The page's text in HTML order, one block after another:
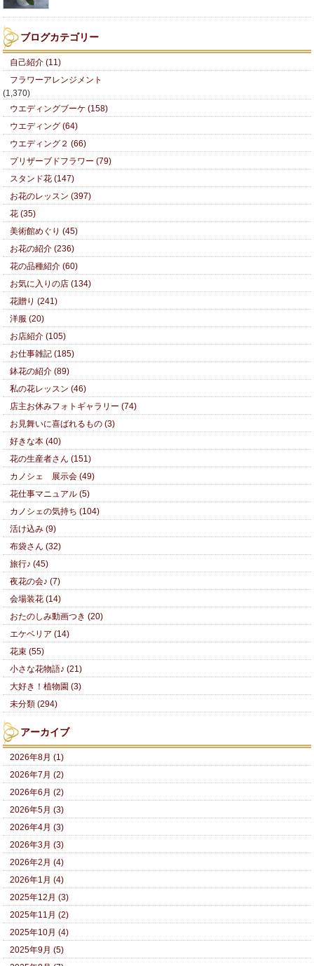
ブログカテゴリー
自己紹介 (11)
フラワーアレンジメント
(1,370)
ウエディングブーケ (158)
ウエディング (64)
ウエディング２ (66)
プリザーブドフラワー (79)
スタンド花 (147)
お花のレッスン (397)
花 (35)
美術館めぐり (45)
お花の紹介 (236)
花の品種紹介 (60)
お気に入りの店 (134)
花贈り (241)
洋服 (20)
お店紹介 (105)
お仕事雑記 (185)
鉢花の紹介 (89)
私の花レッスン (46)
店主お休みフォトギャラリー (74)
お見舞いに喜ばれるもの (3)
好きな本 (40)
花の生産者さん (151)
カノシェ 展示会 (49)
花仕事マニュアル (5)
カノシェの気持ち (104)
活け込み (9)
布袋さん (32)
旅行♪ (45)
夜花の会♪ (7)
会場装花 (14)
おたのしみ動画つき (20)
エケベリア (14)
花束 (55)
小さな花物語♪ (21)
大好き！植物園 (3)
未分類 (294)
アーカイブ
2026年8月 (1)
2026年7月 (2)
2026年6月 (2)
2026年5月 (3)
2026年4月 (3)
2026年3月 (3)
2026年2月 (4)
2026年1月 (4)
2025年12月 (3)
2025年11月 (2)
2025年10月 (4)
2025年9月 (5)